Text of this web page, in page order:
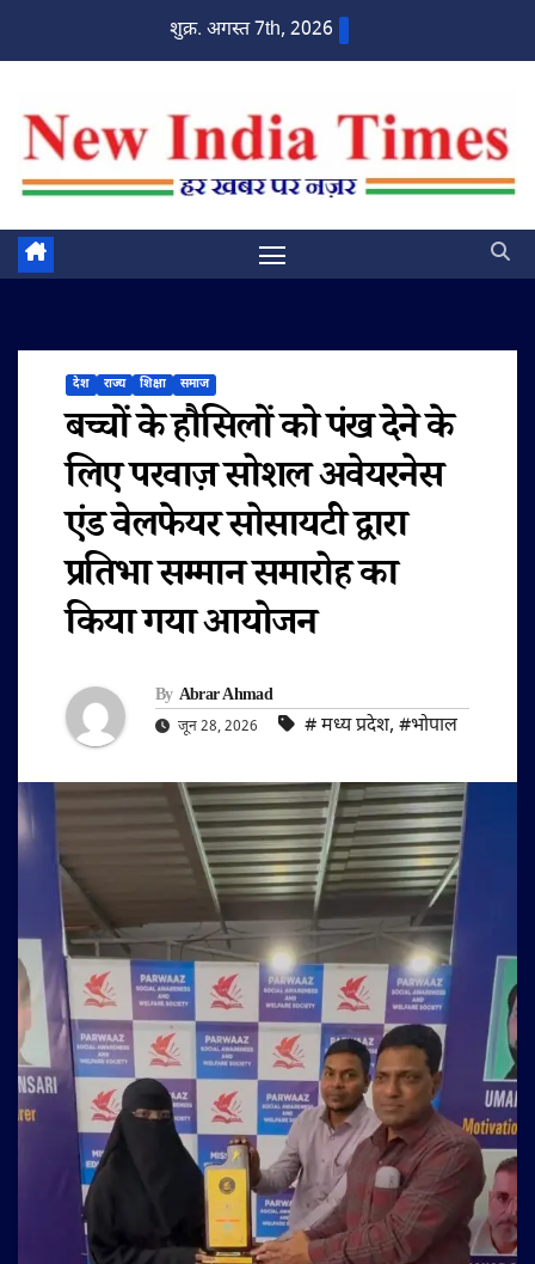
शुक्र. अगस्त 7th, 2026
देश राज्य शिक्षा समाज
बच्चों के हौसिलों को पंख देने के
लिए परवाज़ सोशल अवेयरनेस
एंड वेलफेयर सोसायटी द्वारा
प्रतिभा सम्मान समारोह का
किया गया आयोजन
By Abrar Ahmad
जून 28, 2026 #‌ मध्य प्रदेश, #भोपाल